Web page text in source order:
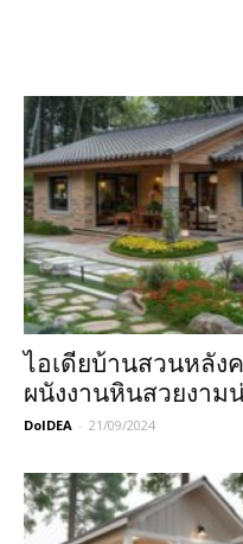
ไอเดียบ้านสวนหลัง
ผนังงานหินสวยงาม
DoIDEA - 21/09/2024